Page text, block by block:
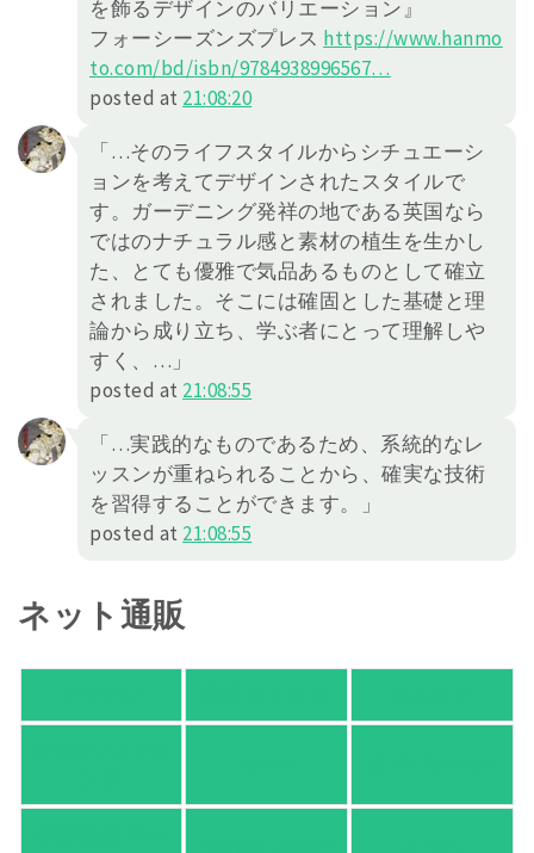
を飾るデザインのバリエーション』
フォーシーズンズプレス https://www.hanmo
to.com/bd/isbn/9784938996567…
posted at 21:08:20
「…そのライフスタイルからシチュエーシ
ョンを考えてデザインされたスタイルで
す。ガーデニング発祥の地である英国なら
ではのナチュラル感と素材の植生を生かし
た、とても優雅で気品あるものとして確立
されました。そこには確固とした基礎と理
論から成り立ち、学ぶ者にとって理解しや
すく、…」
posted at 21:08:55
「…実践的なものであるため、系統的なレ
ッスンが重ねられることから、確実な技術
を習得することができます。」
posted at 21:08:55
ネット通販